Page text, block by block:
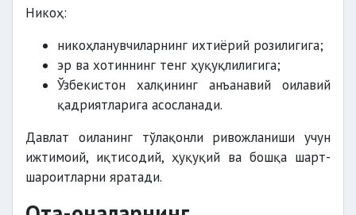
Никоҳ:
никоҳланувчиларнинг ихтиёрий розилигига;
эр ва хотиннинг тенг ҳуқуқлилигига;
Ўзбекистон халқининг анъанавий оилавий
қадриятларига асосланади.
Давлат оиланинг тўлақонли ривожланиши учун
ижтимоий, иқтисодий, ҳуқуқий ва бошқа шарт-
шароитларни яратади.